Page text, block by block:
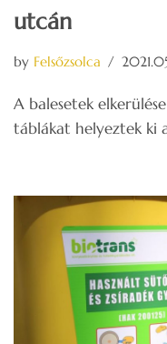
utcán
by Felsőzsolca
A balesetek
táblákat helyeztek ki